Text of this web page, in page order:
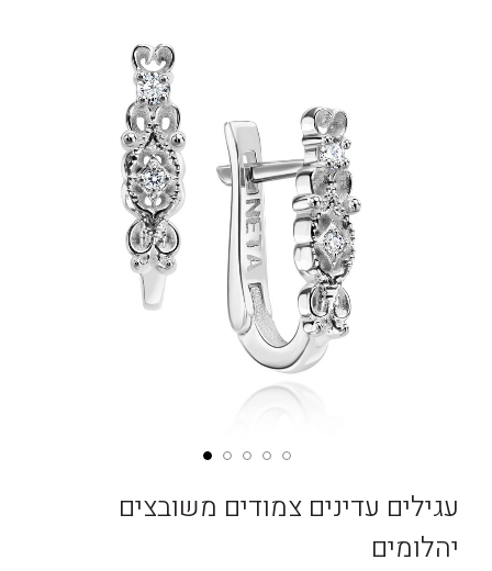
עגילים עדינים צמודים משובצים
יהלומים